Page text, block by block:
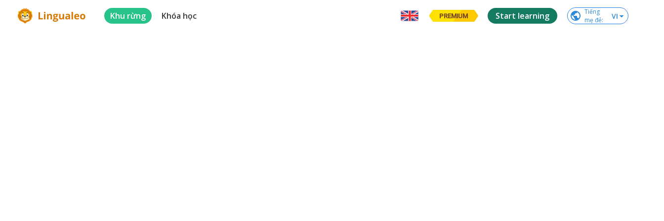
Khu rừng Khóa học PREMIUM Start learning
Tiếng
mẹ đẻ: VI